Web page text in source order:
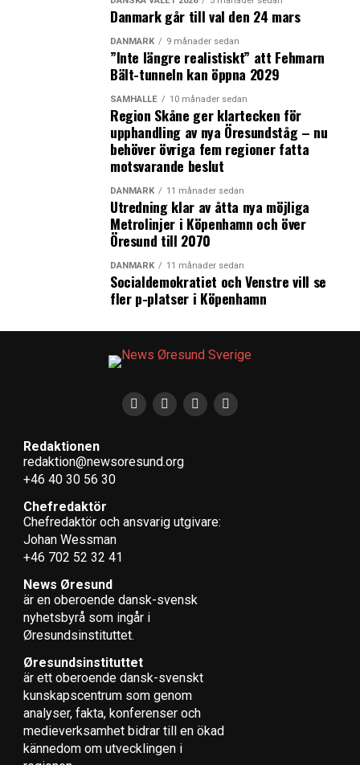
Danmark går till val den 24 mars
DANMARK 9 månader sedan
”Inte längre realistiskt” att Fehmarn
Bält-tunneln kan öppna 2029
SAMHÄLLE 10 månader sedan
Region Skåne ger klartecken för
upphandling av nya Öresundståg – nu
behöver övriga fem regioner fatta
motsvarande beslut
DANMARK 11 månader sedan
Utredning klar av åtta nya möjliga
Metrolinjer i Köpenhamn och över
Öresund till 2070
DANMARK 11 månader sedan
Socialdemokratiet och Venstre vill se
fler p-platser i Köpenhamn
Redaktionen
redaktion@newsoresund.org
+46 40 30 56 30
Chefredaktör
Chefredaktör och ansvarig utgivare:
Johan Wessman
+46 702 52 32 41
News Øresund
är en oberoende dansk-svensk
nyhets­byrå som ingår i
Øresundsinstituttet.
Øresundsinstituttet
är ett oberoende dansk-svenskt
kunskapscentrum som genom
analyser, fakta, konferenser och
medieverksamhet bidrar till en ökad
kännedom om utvecklingen i